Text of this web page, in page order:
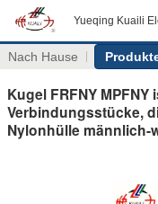
Yueqing Kuaili
Nach Hause
Kugel FRFNY
Verbindungsstücke,
Nylonhülle männlich-